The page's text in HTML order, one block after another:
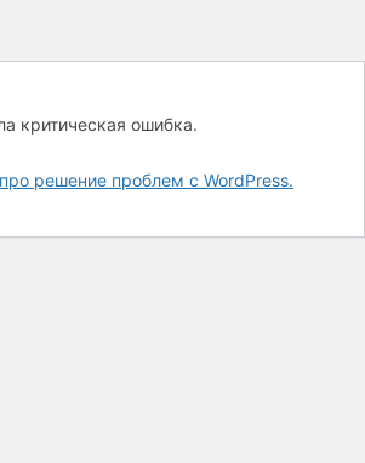
критическая ошибка.
решение проблем с WordPress.